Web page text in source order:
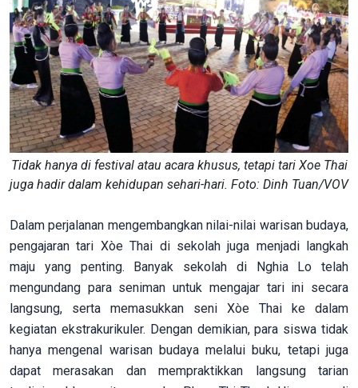
Tidak hanya di festival atau acara khusus, tetapi tari Xoe Thai
juga hadir dalam kehidupan sehari-hari. Foto: Dinh Tuan/VOV
Dalam perjalanan mengembangkan nilai-nilai warisan budaya,
pengajaran tari Xòe Thai di sekolah juga menjadi langkah
maju yang penting. Banyak sekolah di Nghia Lo telah
mengundang para seniman untuk mengajar tari ini secara
langsung, serta memasukkan seni Xòe Thai ke dalam
kegiatan ekstrakurikuler. Dengan demikian, para siswa tidak
hanya mengenal warisan budaya melalui buku, tetapi juga
dapat merasakan dan mempraktikkan langsung tarian